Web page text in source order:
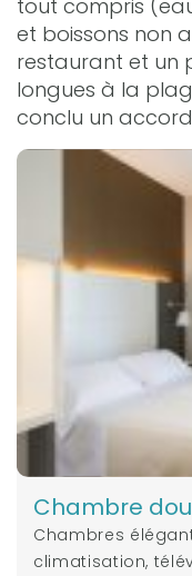
tout compris
et boissons non
restaurant et un
longues à la
conclu un
Chambre
Chambres
climatisation,